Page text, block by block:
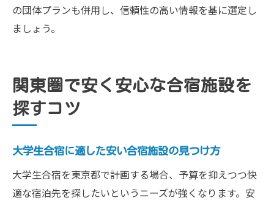
の団体プランも併用し、信頼性の高い情報を基に選定し
ましょう。
関東圏で安く安心な合宿施設を
探すコツ
大学生合宿に適した安い合宿施設の見つけ方
大学生合宿を東京都で計画する場合、予算を抑えつつ快
適な宿泊先を探したいというニーズが強くなります。安